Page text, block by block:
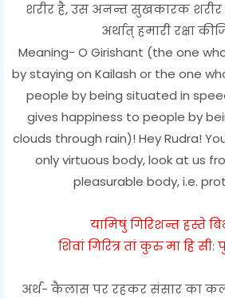
शरीर है, उस अनन्त सुखकारक शरीर
अर्थात् हमारी रक्षा
Meaning- O Girishant (the one
by staying on Kailash or the one
people by being situated in
gives happiness to people by
clouds through rain)! Hey Rudra!
only virtuous body, look at us
pleasurable body, i.e.
यामिषुं गिरिशन्त हस्ते
शिवां गिरित्र तां कुरु मा हि
अर्थ- कैलास पर रहकर संसार का